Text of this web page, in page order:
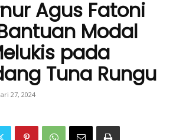
Agus Fatoni
Modal
pada
Tuna Rungu
27, 2024